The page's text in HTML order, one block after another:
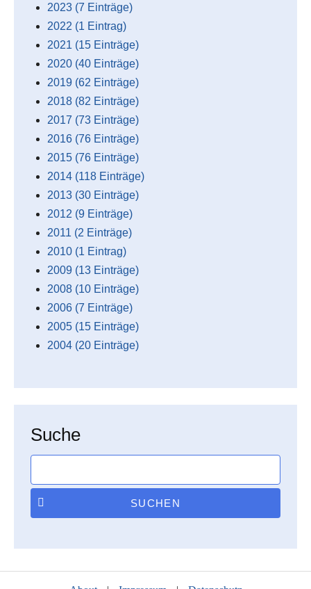
2023 (7 Einträge)
2022 (1 Eintrag)
2021 (15 Einträge)
2020 (40 Einträge)
2019 (62 Einträge)
2018 (82 Einträge)
2017 (73 Einträge)
2016 (76 Einträge)
2015 (76 Einträge)
2014 (118 Einträge)
2013 (30 Einträge)
2012 (9 Einträge)
2011 (2 Einträge)
2010 (1 Eintrag)
2009 (13 Einträge)
2008 (10 Einträge)
2006 (7 Einträge)
2005 (15 Einträge)
2004 (20 Einträge)
Suche
SUCHEN